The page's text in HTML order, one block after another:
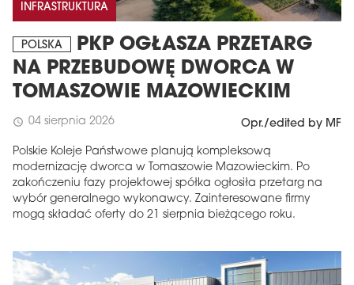
INFRASTRUKTURA
POLSKA
PKP OGŁASZA PRZETARG
NA PRZEBUDOWĘ DWORCA W
TOMASZOWIE MAZOWIECKIM
schedule 04 sierpnia 2026 Opr./edited by MF
Polskie Koleje Państwowe planują kompleksową
modernizację dworca w Tomaszowie Mazowieckim. Po
zakończeniu fazy projektowej spółka ogłosiła przetarg na
wybór generalnego wykonawcy. Zainteresowane firmy
mogą składać oferty do 21 sierpnia bieżącego roku.